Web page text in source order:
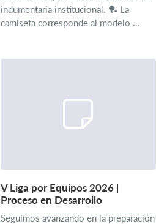
indumentaria institucional. 🏓 La
camiseta corresponde al modelo ...
V Liga por Equipos 2026 |
Proceso en Desarrollo
Seguimos avanzando en la preparación